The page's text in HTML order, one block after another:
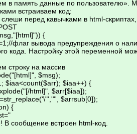
в память данные по пользователю».
встраиваем код:
перед кавычками в html-
{
флаг вывода предупреждения о
кода. Настройку этой переменной
строку на массив
$msg);
$iaa<count($arr); $iaa++) {
html]", $arr[$iaa]);
$arrsub[0]);
{
В сообщение встроен html-код.